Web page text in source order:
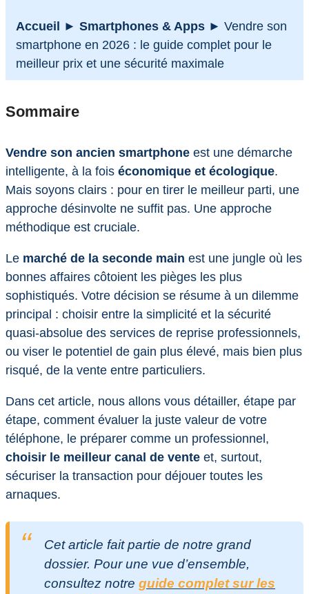
Accueil ► Smartphones & Apps ► Vendre son
smartphone en 2026 : le guide complet pour le
meilleur prix et une sécurité maximale
Sommaire
Vendre son ancien smartphone est une démarche
intelligente, à la fois économique et écologique.
Mais soyons clairs : pour en tirer le meilleur parti, une
approche désinvolte ne suffit pas. Une approche
méthodique est cruciale.
Le marché de la seconde main est une jungle où les
bonnes affaires côtoient les pièges les plus
sophistiqués. Votre décision se résume à un dilemme
principal : choisir entre la simplicité et la sécurité
quasi-absolue des services de reprise professionnels,
ou viser le potentiel de gain plus élevé, mais bien plus
risqué, de la vente entre particuliers.
Dans cet article, nous allons vous détailler, étape par
étape, comment évaluer la juste valeur de votre
téléphone, le préparer comme un professionnel,
choisir le meilleur canal de vente et, surtout,
sécuriser la transaction pour déjouer toutes les
arnaques.
Cet article fait partie de notre grand
dossier. Pour une vue d’ensemble,
consultez notre guide complet sur les